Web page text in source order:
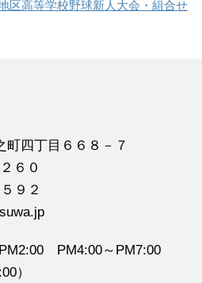
区高等学校野球新人大会・組合せ
町四丁目６６８－７
６０
９２
PM2:00 PM4:00～PM7:00
）